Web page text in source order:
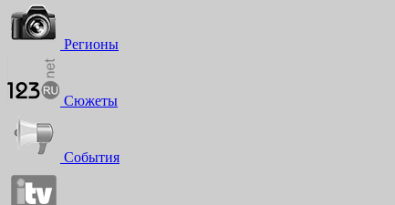
Регионы
Сюжеты
События